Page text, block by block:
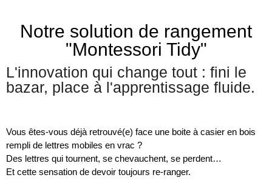
Notre solution de rangement
"Montessori Tidy"
L'innovation qui change tout : fini le
bazar, place à l'apprentissage fluide.
Vous êtes-vous déjà retrouvé(e) face une boite à casier en bois
rempli de lettres mobiles en vrac ?
Des lettres qui tournent, se chevauchent, se perdent…
Et cette sensation de devoir toujours re-ranger.